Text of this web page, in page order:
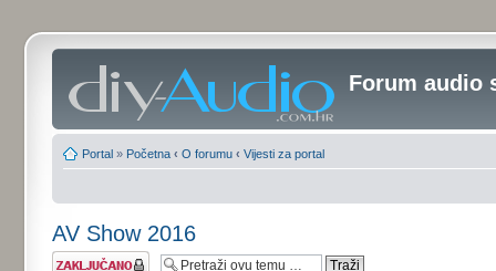
Forum audio
Portal » Početna ‹ O forumu ‹ Vijesti za portal
AV Show 2016
Tema je